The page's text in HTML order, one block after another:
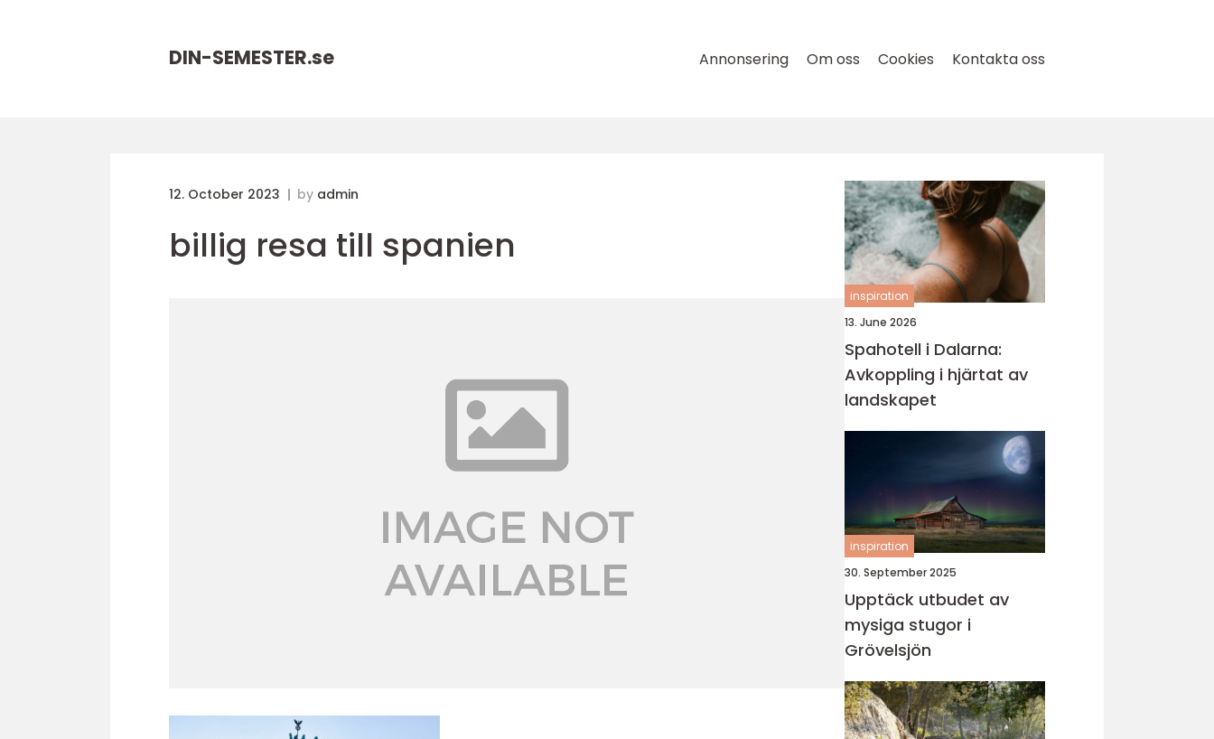
DIN-SEMESTER.se Annonsering Om oss Cookies Kontakta oss
12. October 2023 by admin
billig resa till spanien
inspiration
13. June 2026
Spahotell i Dalarna:
Avkoppling i hjärtat av
landskapet
inspiration
30. September 2025
Upptäck utbudet av
mysiga stugor i
Grövelsjön